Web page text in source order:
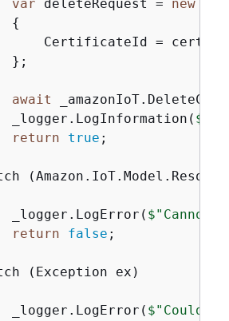
var deleteRequest = new
{
CertificateId =
};
await
_logger.LogInformation(
return
true ;
_logger.LogError(
return
false ;
(Exception ex)
_logger.LogError(